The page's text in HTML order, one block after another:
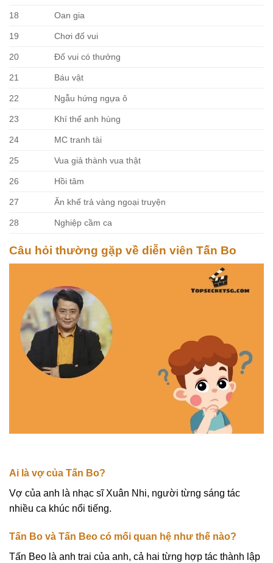
18 Oan gia
19 Chơi đố vui
20 Đố vui có thưởng
21 Báu vật
22 Ngẫu hứng ngựa ô
23 Khí thế anh hùng
24 MC tranh tài
25 Vua giả thành vua thật
26 Hồi tâm
27 Ăn khế trả vàng ngoại truyện
28 Nghiệp cầm ca
Câu hỏi thường gặp về diễn viên Tấn Bo
Ai là vợ của Tấn Bo?
Vợ của anh là nhạc sĩ Xuân Nhi, người từng sáng tác
nhiều ca khúc nổi tiếng.
Tấn Bo và Tấn Beo có mối quan hệ như thế nào?
Tấn Beo là anh trai của anh, cả hai từng hợp tác thành lập